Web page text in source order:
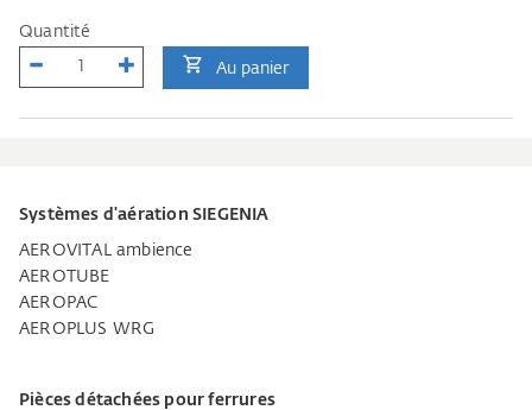
Quantité
Au panier
Systèmes d'aération SIEGENIA
AEROVITAL ambience
AEROTUBE
AEROPAC
AEROPLUS WRG
Pièces détachées pour ferrures